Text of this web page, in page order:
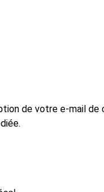
de votre e-mail de